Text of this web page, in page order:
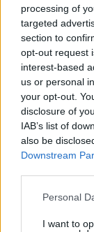
processing of
targeted
section to
opt-out request
interest-based
us or personal
your opt-out.
disclosure of
IAB’s list of
also be
Downstream
Please note
not limited to
Personal
I want to
Η μητέρα και ο
στις Σέρρες
καρφώθηκε
πριν 7 λεπτά
Τέλος οι
Σύλληψη
πριν 15 λεπτά
Μέχρι το
έχουν βρει
Άρτος: Όσα